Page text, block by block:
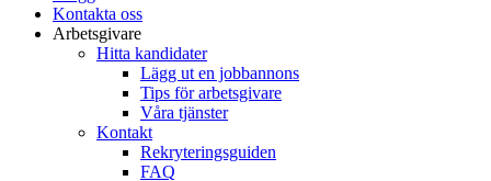
Kontakta oss
Arbetsgivare
Hitta kandidater
Lägg ut en jobbannons
Tips för arbetsgivare
Våra tjänster
Kontakt
Rekryteringsguiden
FAQ